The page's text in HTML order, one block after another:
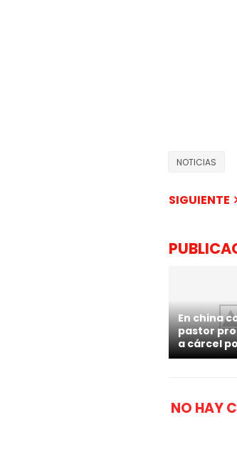
NOTICIAS
SIGUIENTE
En china
pastor
a cárcel
NO HAY